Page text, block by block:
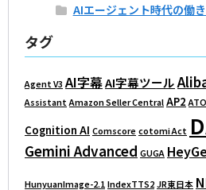
AIエージェント時代の働
タグ
Agent V3 AI字幕AI字幕ツール
Assistant Amazon Seller Central AP2
Cognition AI Comscore cotomi Act
Gemini Advanced GUGA
HunyuanImage-2.1 IndexTTS2 JR東日本